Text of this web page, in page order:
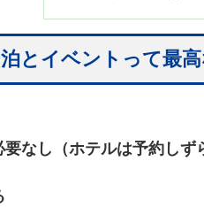
とイベントって最
なし（ホテルは予約しず